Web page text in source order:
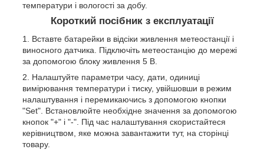
температури і вологості за добу.
Короткий посібник з експлуатації
Вставте батарейки в відсіки живлення метеостанції і
виносного датчика. Підключіть метеостанцію до мережі
за допомогою блоку живлення 5 В.
Налаштуйте параметри часу, дати, одиниці
вимірювання температури і тиску, увійшовши в режим
налаштування і перемикаючись з допомогою кнопки
"Set". Встановлюйте необхідне значення за допомогою
кнопок "+" і "-". Під час налаштування скористайтеся
керівництвом, яке можна завантажити тут, на сторінці
товару.